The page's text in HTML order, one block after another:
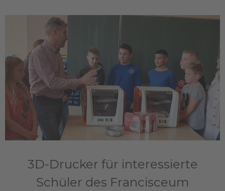
3D-Drucker für interessierte
Schüler des Francisceum